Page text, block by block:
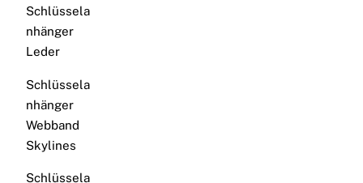
Schlüssela
nhänger
Leder
Schlüssela
nhänger
Webband
Skylines
Schlüssela